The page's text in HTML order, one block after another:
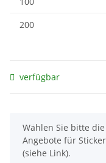
200
verfügbar
x
Wählen Sie bitte
Angebote für
(siehe Link).